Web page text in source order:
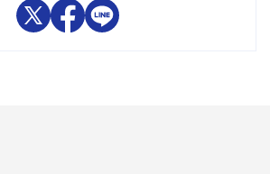
●断熱材施工器具(ダウンラ
イト)にはご使用できませ